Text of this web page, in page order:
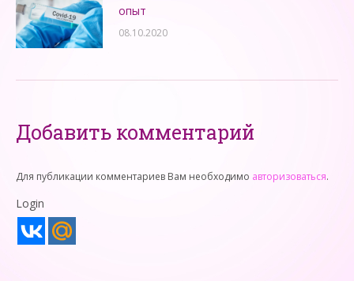
опыт
08.10.2020
Добавить комментарий
Для публикации комментариев Вам необходимо авторизоваться.
Login